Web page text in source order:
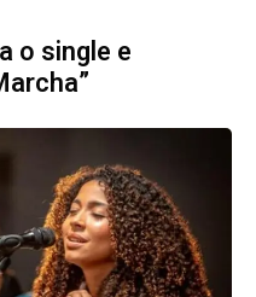
o single e